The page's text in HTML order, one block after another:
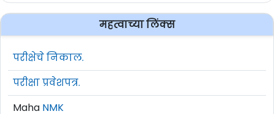
महत्वाच्या लिंक्स
परीक्षेचे निकाल.
परीक्षा प्रवेशपत्र.
Maha NMK